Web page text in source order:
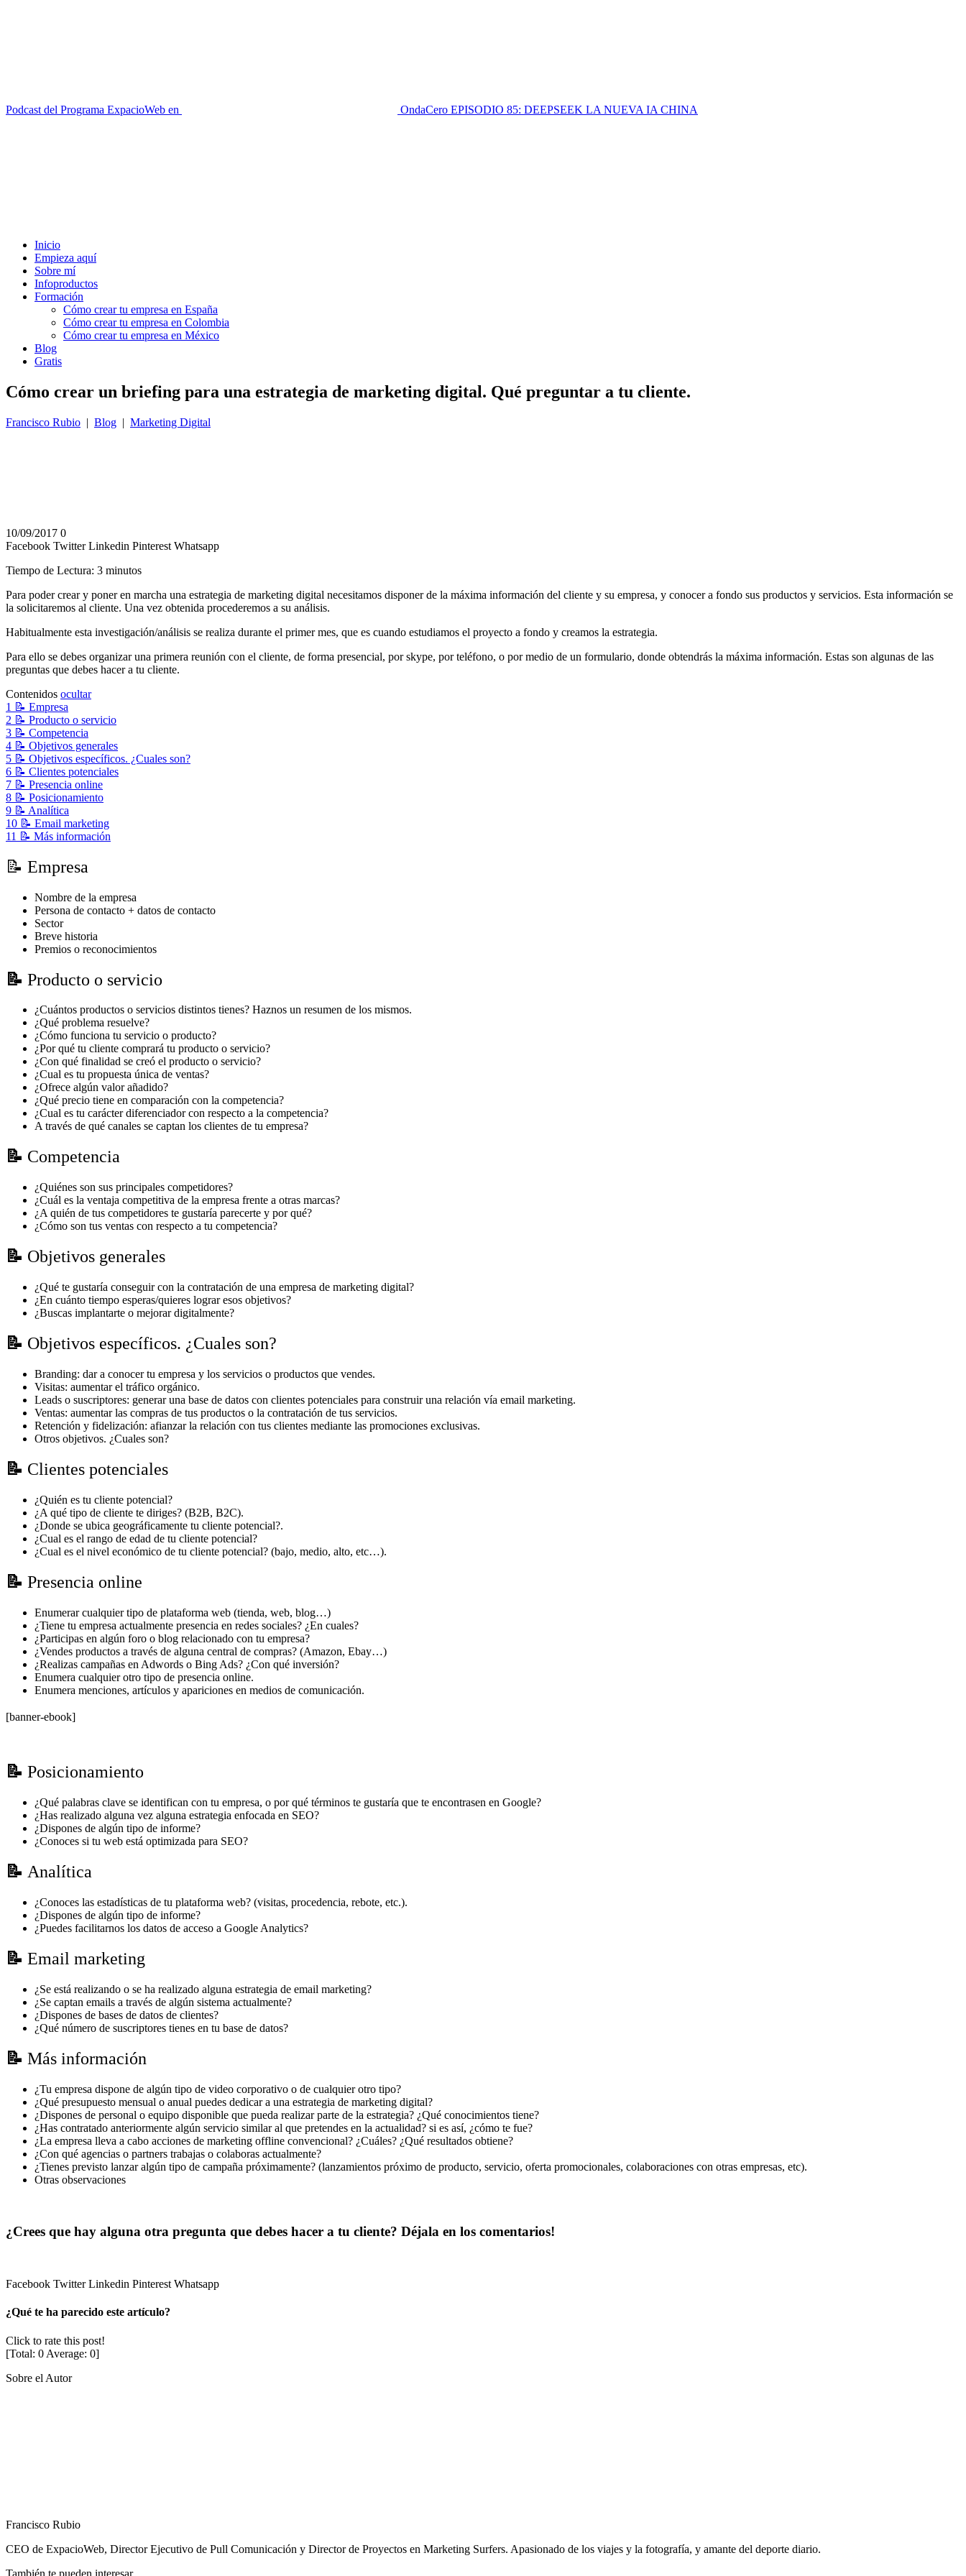
Podcast del Programa ExpacioWeb en OndaCero EPISODIO 85: DEEPSEEK LA NUEVA IA CHINA
Inicio
Empieza aquí
Sobre mí
Infoproductos
Formación
Cómo crear tu empresa en España
Cómo crear tu empresa en Colombia
Cómo crear tu empresa en México
Blog
Gratis
Cómo crear un briefing para una estrategia de marketing digital. Qué preguntar a tu cliente.
Francisco Rubio | Blog | Marketing Digital
10/09/2017 0
Facebook Twitter Linkedin Pinterest Whatsapp
Tiempo de Lectura: 3 minutos
Para poder crear y poner en marcha una estrategia de marketing digital necesitamos disponer de la máxima información del cliente y su empresa, y conocer a fondo sus productos y servicios. Esta información se
la solicitaremos al cliente. Una vez obtenida procederemos a su análisis.
Habitualmente esta investigación/análisis se realiza durante el primer mes, que es cuando estudiamos el proyecto a fondo y creamos la estrategia.
Para ello se debes organizar una primera reunión con el cliente, de forma presencial, por skype, por teléfono, o por medio de un formulario, donde obtendrás la máxima información. Estas son algunas de las
preguntas que debes hacer a tu cliente.
Contenidos ocultar
1 📝 Empresa
2 📝 Producto o servicio
3 📝 Competencia
4 📝 Objetivos generales
5 📝 Objetivos específicos. ¿Cuales son?
6 📝 Clientes potenciales
7 📝 Presencia online
8 📝 Posicionamiento
9 📝 Analítica
10 📝 Email marketing
11 📝 Más información
📝 Empresa
Nombre de la empresa
Persona de contacto + datos de contacto
Sector
Breve historia
Premios o reconocimientos
📝 Producto o servicio
¿Cuántos productos o servicios distintos tienes? Haznos un resumen de los mismos.
¿Qué problema resuelve?
¿Cómo funciona tu servicio o producto?
¿Por qué tu cliente comprará tu producto o servicio?
¿Con qué finalidad se creó el producto o servicio?
¿Cual es tu propuesta única de ventas?
¿Ofrece algún valor añadido?
¿Qué precio tiene en comparación con la competencia?
¿Cual es tu carácter diferenciador con respecto a la competencia?
A través de qué canales se captan los clientes de tu empresa?
📝 Competencia
¿Quiénes son sus principales competidores?
¿Cuál es la ventaja competitiva de la empresa frente a otras marcas?
¿A quién de tus competidores te gustaría parecerte y por qué?
¿Cómo son tus ventas con respecto a tu competencia?
📝 Objetivos generales
¿Qué te gustaría conseguir con la contratación de una empresa de marketing digital?
¿En cuánto tiempo esperas/quieres lograr esos objetivos?
¿Buscas implantarte o mejorar digitalmente?
📝 Objetivos específicos. ¿Cuales son?
Branding: dar a conocer tu empresa y los servicios o productos que vendes.
Visitas: aumentar el tráfico orgánico.
Leads o suscriptores: generar una base de datos con clientes potenciales para construir una relación vía email marketing.
Ventas: aumentar las compras de tus productos o la contratación de tus servicios.
Retención y fidelización: afianzar la relación con tus clientes mediante las promociones exclusivas.
Otros objetivos. ¿Cuales son?
📝 Clientes potenciales
¿Quién es tu cliente potencial?
¿A qué tipo de cliente te diriges? (B2B, B2C).
¿Donde se ubica geográficamente tu cliente potencial?.
¿Cual es el rango de edad de tu cliente potencial?
¿Cual es el nivel económico de tu cliente potencial? (bajo, medio, alto, etc…).
📝 Presencia online
Enumerar cualquier tipo de plataforma web (tienda, web, blog…)
¿Tiene tu empresa actualmente presencia en redes sociales? ¿En cuales?
¿Participas en algún foro o blog relacionado con tu empresa?
¿Vendes productos a través de alguna central de compras? (Amazon, Ebay…)
¿Realizas campañas en Adwords o Bing Ads? ¿Con qué inversión?
Enumera cualquier otro tipo de presencia online.
Enumera menciones, artículos y apariciones en medios de comunicación.
[banner-ebook]
📝 Posicionamiento
¿Qué palabras clave se identifican con tu empresa, o por qué términos te gustaría que te encontrasen en Google?
¿Has realizado alguna vez alguna estrategia enfocada en SEO?
¿Dispones de algún tipo de informe?
¿Conoces si tu web está optimizada para SEO?
📝 Analítica
¿Conoces las estadísticas de tu plataforma web? (visitas, procedencia, rebote, etc.).
¿Dispones de algún tipo de informe?
¿Puedes facilitarnos los datos de acceso a Google Analytics?
📝 Email marketing
¿Se está realizando o se ha realizado alguna estrategia de email marketing?
¿Se captan emails a través de algún sistema actualmente?
¿Dispones de bases de datos de clientes?
¿Qué número de suscriptores tienes en tu base de datos?
📝 Más información
¿Tu empresa dispone de algún tipo de video corporativo o de cualquier otro tipo?
¿Qué presupuesto mensual o anual puedes dedicar a una estrategia de marketing digital?
¿Dispones de personal o equipo disponible que pueda realizar parte de la estrategia? ¿Qué conocimientos tiene?
¿Has contratado anteriormente algún servicio similar al que pretendes en la actualidad? si es así, ¿cómo te fue?
¿La empresa lleva a cabo acciones de marketing offline convencional? ¿Cuáles? ¿Qué resultados obtiene?
¿Con qué agencias o partners trabajas o colaboras actualmente?
¿Tienes previsto lanzar algún tipo de campaña próximamente? (lanzamientos próximo de producto, servicio, oferta promocionales, colaboraciones con otras empresas, etc).
Otras observaciones
¿Crees que hay alguna otra pregunta que debes hacer a tu cliente? Déjala en los comentarios!
Facebook Twitter Linkedin Pinterest Whatsapp
¿Qué te ha parecido este artículo?
Click to rate this post!
[Total: 0 Average: 0]
Sobre el Autor
Francisco Rubio
CEO de ExpacioWeb, Director Ejecutivo de Pull Comunicación y Director de Proyectos en Marketing Surfers. Apasionado de los viajes y la fotografía, y amante del deporte diario.
También te pueden interesar